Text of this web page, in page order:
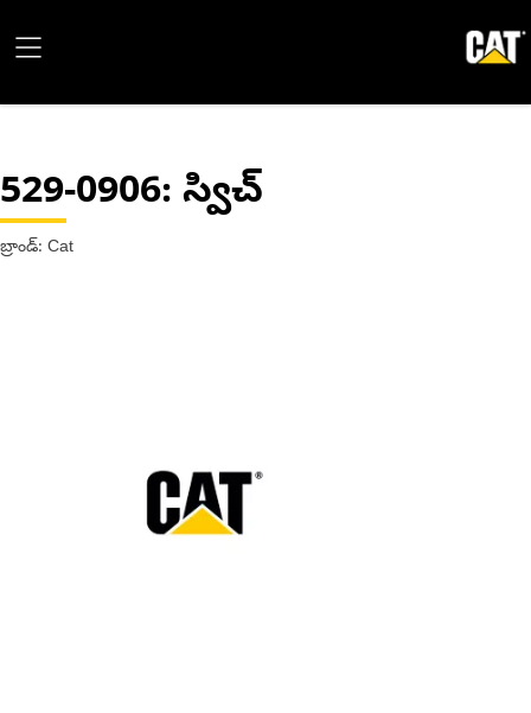
529-0906: స్విచ్
బ్రాండ్: Cat